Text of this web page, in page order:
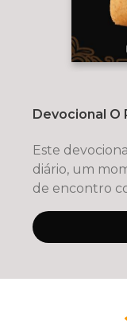
Devocional O
Este
diário, um
de encontro